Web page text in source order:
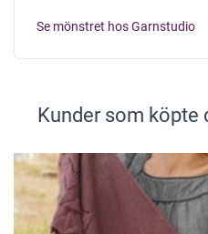
Se mönstret hos Garnstudio
Kunder som köpte